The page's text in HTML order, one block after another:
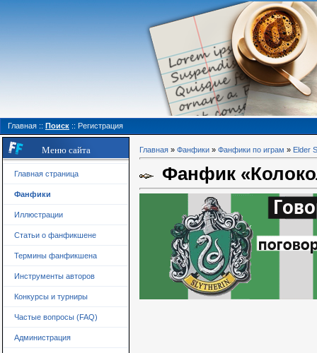
Главная :: Поиск :: Регистрация
Меню сайта
Главная страница
Фанфики
Иллюстрации
Статьи о фанфикшене
Термины фанфикшена
Инструменты авторов
Конкурсы и турниры
Частые вопросы (FAQ)
Администрация
Главная » Фанфики » Фанфики по играм » Elder
Фанфик